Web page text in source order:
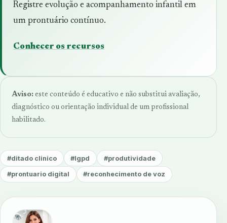
Registre evolução e acompanhamento infantil em
um prontuário contínuo.
Conhecer os recursos
Aviso: este conteúdo é educativo e não substitui avaliação,
diagnóstico ou orientação individual de um profissional
habilitado.
#ditado clinico #lgpd #produtividade
#prontuario digital #reconhecimento de voz